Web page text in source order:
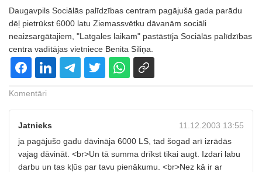
Daugavpils Sociālās palīdzības centram pagājušā gada parādu
dēļ pietrūkst 6000 latu Ziemassvētku dāvanām sociāli
neaizsargātajiem, "Latgales laikam" pastāstīja Sociālās palīdzības
centra vadītājas vietniece Benita Siliņa.
Komentāri
11.12.2003 13:55
Jatnieks
ja pagājušo gadu dāvināja 6000 LS, tad šogad arī izrādās
vajag dāvināt. <br>Un tā summa drīkst tikai augt. Izdari labu
darbu un tas kļūs par tavu pienākumu. <br>Nez kā ir ar